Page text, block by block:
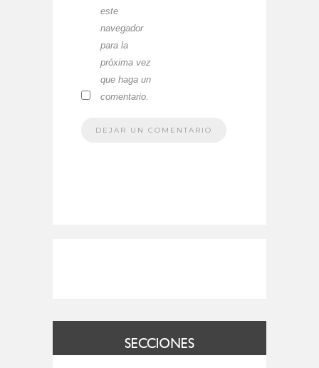
este
navegador
para la
próxima vez
que haga un
comentario.
SECCIONES